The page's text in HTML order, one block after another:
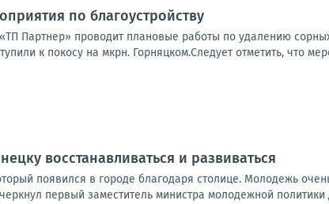
по благоустройству
Партнер» проводит плановые работы по удалению
к покосу на мкрн. Горняцком.Следует отметить, что
восстанавливаться и развиваться
появился в городе благодаря столице. Молодежь
первый заместитель министра молодежной